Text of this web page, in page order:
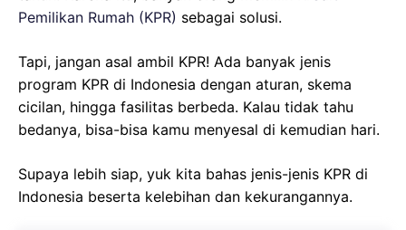
Pemilikan Rumah (KPR) sebagai solusi.
Tapi, jangan asal ambil KPR! Ada banyak jenis
program KPR di Indonesia dengan aturan, skema
cicilan, hingga fasilitas berbeda. Kalau tidak tahu
bedanya, bisa-bisa kamu menyesal di kemudian hari.
Supaya lebih siap, yuk kita bahas jenis-jenis KPR di
Indonesia beserta kelebihan dan kekurangannya.